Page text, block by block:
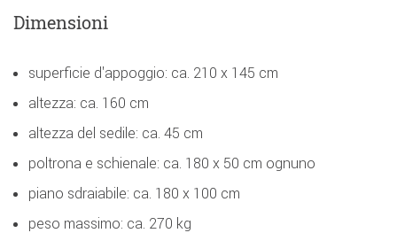
Dimensioni
superficie d'appoggio: ca. 210 x 145 cm
altezza: ca. 160 cm
altezza del sedile: ca. 45 cm
poltrona e schienale: ca. 180 x 50 cm ognuno
piano sdraiabile: ca. 180 x 100 cm
peso massimo: ca. 270 kg